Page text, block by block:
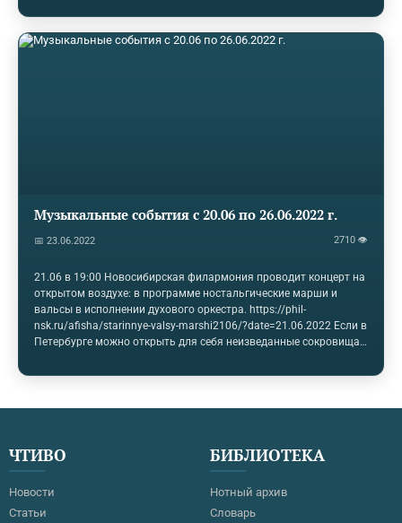
каждом мониторе используется пара усилителей класса AB,
один из которых дает 200 Вт для НЧ драйвера, а второй 100 Вт
для ВЧ драйвера. АЧХ мониторов находится в промежутке 38Гц
Музыкальные события с 20.06 по 26.06.2022 г.
📅 23.06.2022 2710 👁
21.06 в 19:00 Новосибирская филармония проводит концерт на
открытом воздухе: в программе ностальгические марши и
вальсы в исполнении духового оркестра. https://phil-
nsk.ru/afisha/starinnye-valsy-marshi2106/?date=21.06.2022 Если в
Петербурге можно открыть для себя неизведанные сокровища
насладиться культовым произведением Кристофа
оперы и балета состоится премьера постановки оперы “Орфей и
“История русского романса” в Малом зале МГК им. Чайковского
26 июня в 19:00. В программе –…
ЧТИВО
Новости
Статьи
БИБЛИОТЕКА
Нотный архив
Словарь